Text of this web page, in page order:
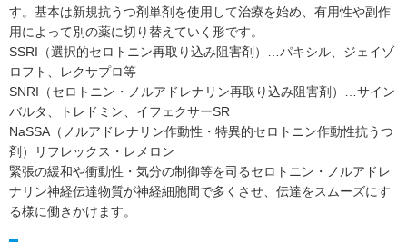
す。基本は新規抗うつ剤単剤を使用して治療を始め、有用性や副作
用によって別の薬に切り替えていく形です。
SSRI（選択的セロトニン再取り込み阻害剤）…パキシル、ジェイゾ
ロフト、レクサプロ等
SNRI（セロトニン・ノルアドレナリン再取り込み阻害剤）…サイン
バルタ、トレドミン、イフェクサーSR
NaSSA（ノルアドレナリン作動性・特異的セロトニン作動性抗うつ
剤）リフレックス・レメロン
緊張の緩和や衝動性・気分の制御等を司るセロトニン・ノルアドレ
ナリン神経伝達物質が神経細胞間で多くさせ、伝達をスムーズにす
る様に働きかけます。